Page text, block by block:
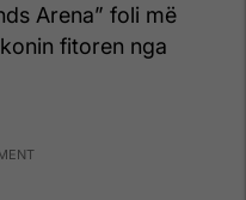
Arena” foli më
fitoren nga